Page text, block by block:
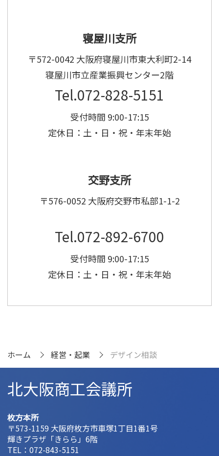
寝屋川支所
〒572-0042 大阪府寝屋川市東大利町2-14
寝屋川市立産業振興センター2階
Tel.072-828-5151
受付時間 9:00-17:15
定休日：土・日・祝・年末年始
交野支所
〒576-0052 大阪府交野市私部1-1-2
Tel.072-892-6700
受付時間 9:00-17:15
定休日：土・日・祝・年末年始
ホーム 経営・起業 デザイン相談
北大阪商工会議所
枚方本所
〒573-1159 大阪府枚方市車塚1丁目1番1号
輝きプラザ「きらら」6階
TEL： 072-843-5151